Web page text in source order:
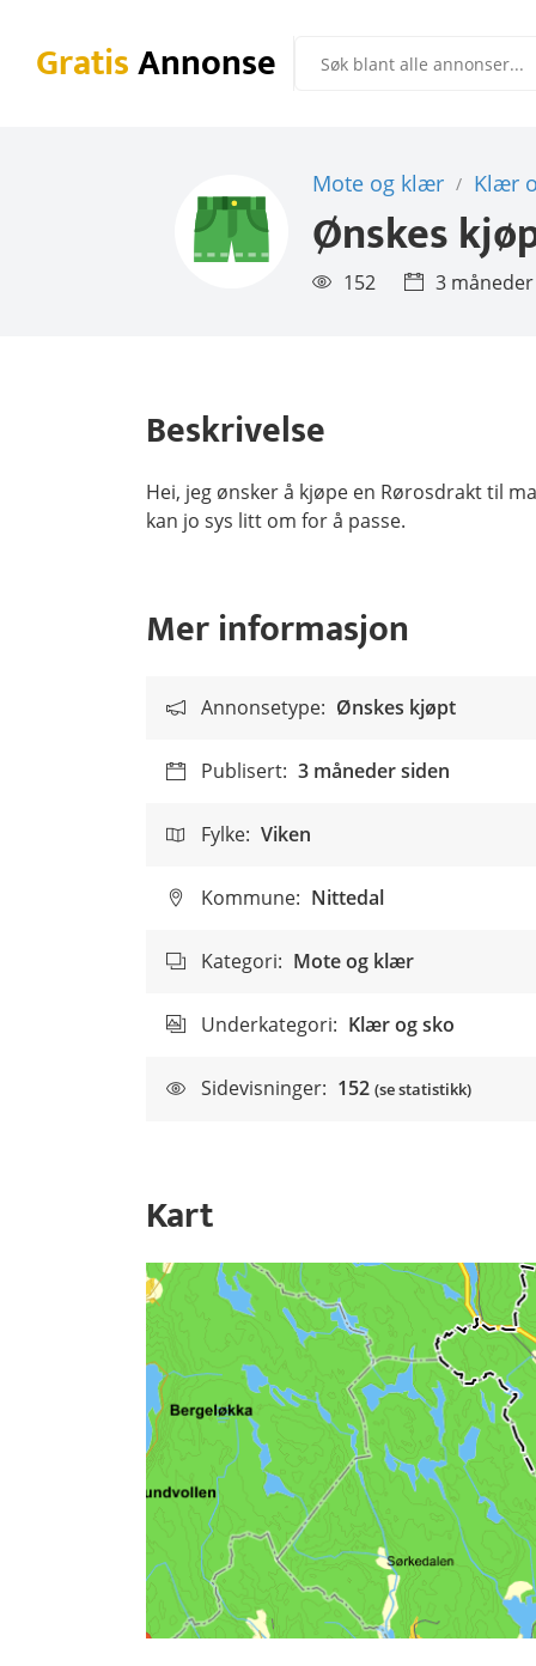
GratisAnnonse
Mote og klær / Klær
Ønskes
152 3
Beskrivelse
Hei, jeg ønsker å kjøpe en Rørosdrakt til
kan jo sys litt om for å passe.
Mer informasjon
Annonsetype: Ønskes kjøpt
Publisert: 3 måneder siden
Fylke: Viken
Kommune: Nittedal
Kategori: Mote og klær
Underkategori: Klær og sko
Sidevisninger: 152 (se statistikk)
Kart